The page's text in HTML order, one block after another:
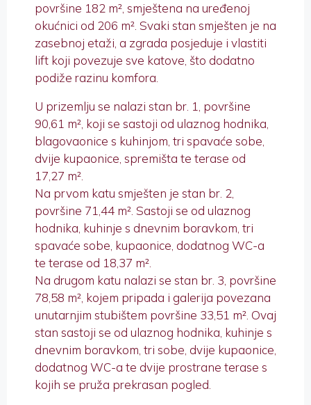
površine 182 m², smještena na uređenoj
okućnici od 206 m². Svaki stan smješten je na
zasebnoj etaži, a zgrada posjeduje i vlastiti
lift koji povezuje sve katove, što dodatno
podiže razinu komfora.
U prizemlju se nalazi stan br. 1, površine
90,61 m², koji se sastoji od ulaznog hodnika,
blagovaonice s kuhinjom, tri spavaće sobe,
dvije kupaonice, spremišta te terase od
17,27 m².
Na prvom katu smješten je stan br. 2,
površine 71,44 m². Sastoji se od ulaznog
hodnika, kuhinje s dnevnim boravkom, tri
spavaće sobe, kupaonice, dodatnog WC-a
te terase od 18,37 m².
Na drugom katu nalazi se stan br. 3, površine
78,58 m², kojem pripada i galerija povezana
unutarnjim stubištem površine 33,51 m². Ovaj
stan sastoji se od ulaznog hodnika, kuhinje s
dnevnim boravkom, tri sobe, dvije kupaonice,
dodatnog WC-a te dvije prostrane terase s
kojih se pruža prekrasan pogled.